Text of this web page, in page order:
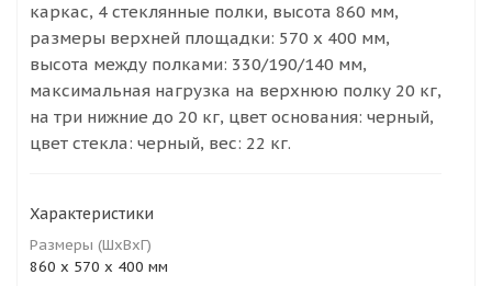
каркас, 4 стеклянные полки, высота 860 мм,
размеры верхней площадки: 570 х 400 мм,
высота между полками: 330/190/140 мм,
максимальная нагрузка на верхнюю полку 20 кг,
на три нижние до 20 кг, цвет основания: черный,
цвет стекла: черный, вес: 22 кг.
Характеристики
Размеры (ШхВхГ)
860 х 570 х 400 мм